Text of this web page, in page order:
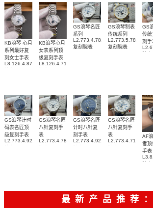
KB浪琴 心月
系列最好复
刻女士手表
L8.126.4.87.6
KB浪琴心月
女表系列顶
级复刻手表
L8.126.4.71.6
GS浪琴名匠
系列
L2.773.4.78.6
复刻腕表
GS浪琴制表
传统系列
L2.773.5.78.7
复刻腕表
GS
传统
刻手
GS浪琴计时
码表名匠顶
级复刻手表
L2.773.4.92.6
GS浪琴名匠
八针复刻手
表
L2.773.4.78.3
GS浪琴名匠
计时八针复
刻手表
L2.773.4.92.0
GS浪琴名匠
八针复刻手
表
L2.773.4.71.2
AF
者顶
手表
最新产品推荐：